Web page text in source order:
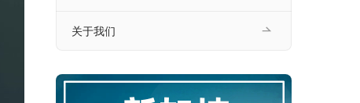
关于我们